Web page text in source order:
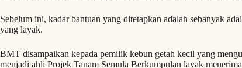
Sebelum ini, kadar bantuan yang ditetapkan adalah sebanyak
yang layak.
BMT disampaikan kepada pemilik kebun getah kecil yang
menjadi ahli Projek Tanam Semula Berkumpulan layak